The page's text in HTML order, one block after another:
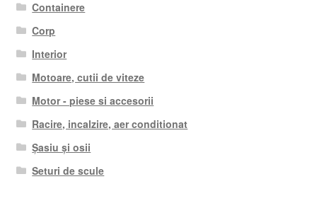
Containere
Corp
Interior
Motoare, cutii de viteze
Motor - piese si accesorii
Racire, incalzire, aer conditionat
Șasiu și osii
Seturi de scule